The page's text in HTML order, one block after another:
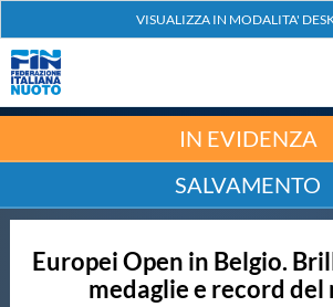
Nuoto
Tuffi
IN EVIDENZA
SALVAMENTO
Europei Open in Belgio.
medaglie e record del